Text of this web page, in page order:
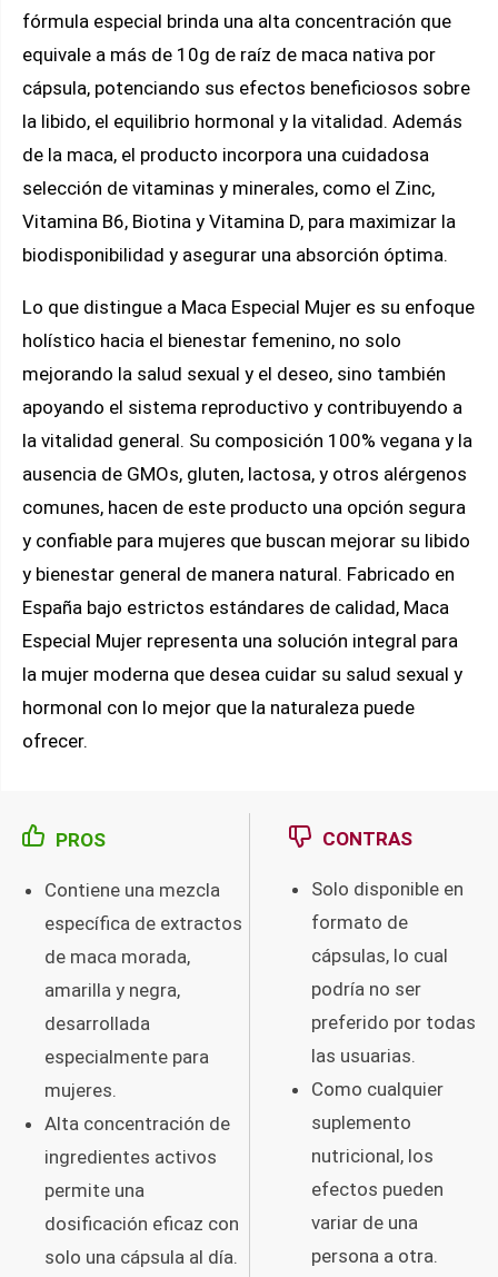
fórmula especial brinda una alta concentración que
equivale a más de 10g de raíz de maca nativa por
cápsula, potenciando sus efectos beneficiosos sobre
la libido, el equilibrio hormonal y la vitalidad. Además
de la maca, el producto incorpora una cuidadosa
selección de vitaminas y minerales, como el Zinc,
Vitamina B6, Biotina y Vitamina D, para maximizar la
biodisponibilidad y asegurar una absorción óptima.
Lo que distingue a Maca Especial Mujer es su enfoque
holístico hacia el bienestar femenino, no solo
mejorando la salud sexual y el deseo, sino también
apoyando el sistema reproductivo y contribuyendo a
la vitalidad general. Su composición 100% vegana y la
ausencia de GMOs, gluten, lactosa, y otros alérgenos
comunes, hacen de este producto una opción segura
y confiable para mujeres que buscan mejorar su libido
y bienestar general de manera natural. Fabricado en
España bajo estrictos estándares de calidad, Maca
Especial Mujer representa una solución integral para
la mujer moderna que desea cuidar su salud sexual y
hormonal con lo mejor que la naturaleza puede
ofrecer.
PROS
Contiene una mezcla
específica de extractos
de maca morada,
amarilla y negra,
desarrollada
especialmente para
mujeres.
Alta concentración de
ingredientes activos
permite una
dosificación eficaz con
solo una cápsula al día.
CONTRAS
Solo disponible en
formato de
cápsulas, lo cual
podría no ser
preferido por todas
las usuarias.
Como cualquier
suplemento
nutricional, los
efectos pueden
variar de una
persona a otra.